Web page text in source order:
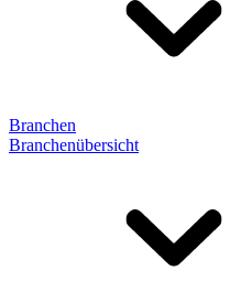
Branchen
Branchenübersicht